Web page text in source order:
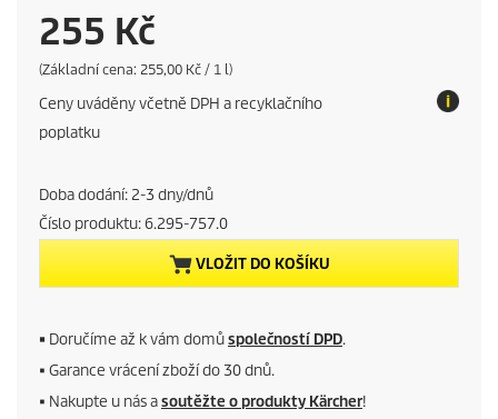
C
u
r
e
n
p
r
255 Kč
P
i
c
e
r
u
n
(Základní cena: 255,00 Kč / 1 l)
Ceny uváděny včetně DPH a recyklačního
poplatku
Doba dodání: 2-3 dny/dnů
Číslo produktu:6.295-757.0
VLOŽIT DO KOŠÍKU
■ Doručíme až k vám domůspolečností DPD.
■ Garance vrácení zboží do 30 dnů.
■ Nakupte u nás asoutěžte o produkty Kärcher!